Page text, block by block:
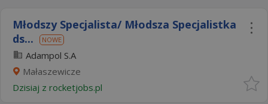
Młodszy Specjalista/ Młodsza Specjalistka
ds...
NOWE
Adampol S.A
Małaszewicze
Dzisiaj z rocketjobs.pl